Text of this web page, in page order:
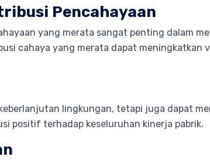
Pencahayaan
yang merata sangat penting dalam
cahaya yang merata dapat meningkatkan
lingkungan, tetapi juga dapat
positif terhadap keseluruhan kinerja pabrik.